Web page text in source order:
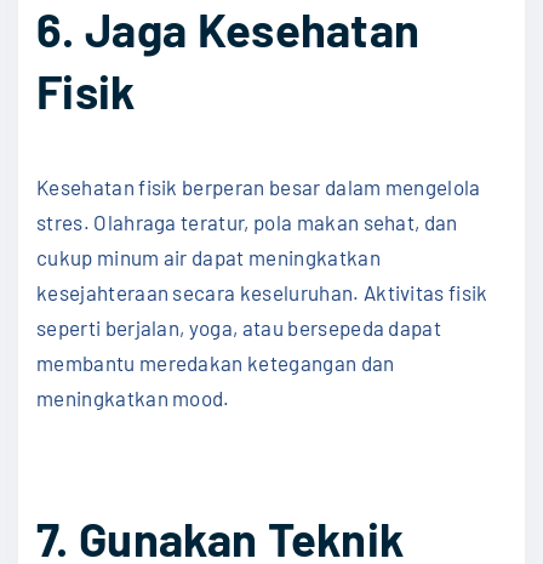
6. Jaga Kesehatan
Fisik
Kesehatan fisik berperan besar dalam mengelola
stres. Olahraga teratur, pola makan sehat, dan
cukup minum air dapat meningkatkan
kesejahteraan secara keseluruhan. Aktivitas fisik
seperti berjalan, yoga, atau bersepeda dapat
membantu meredakan ketegangan dan
meningkatkan mood.
7. Gunakan Teknik